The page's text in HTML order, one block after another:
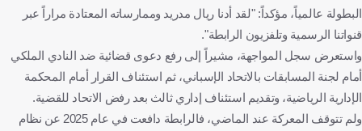
البطولة عالمياً، مؤكداً: "لقد أدنا ريال مدريد وممارساته المعتادة مراراً عبر
قنواتنا الرسمية وتلفزيون الرابطة".
واستعرض سجل المواجهة، مشيراً إلى رفع دعوى قضائية ضد النادي الملكي
أمام لجنة المسابقات بالاتحاد الإسباني، ثم استئناف القرار أمام المحكمة
الإدارية الرياضية، وتقديم استئناف إداري ثالث بعد رفض الاتحاد للقضية.
ولم تتوقف المعركة عند الماضي، فالرابطة دافعت في عام 2025 عن نظام